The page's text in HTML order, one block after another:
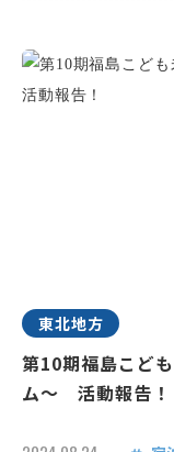
東北地方
第10期福島こど
ム～ 活動報告！